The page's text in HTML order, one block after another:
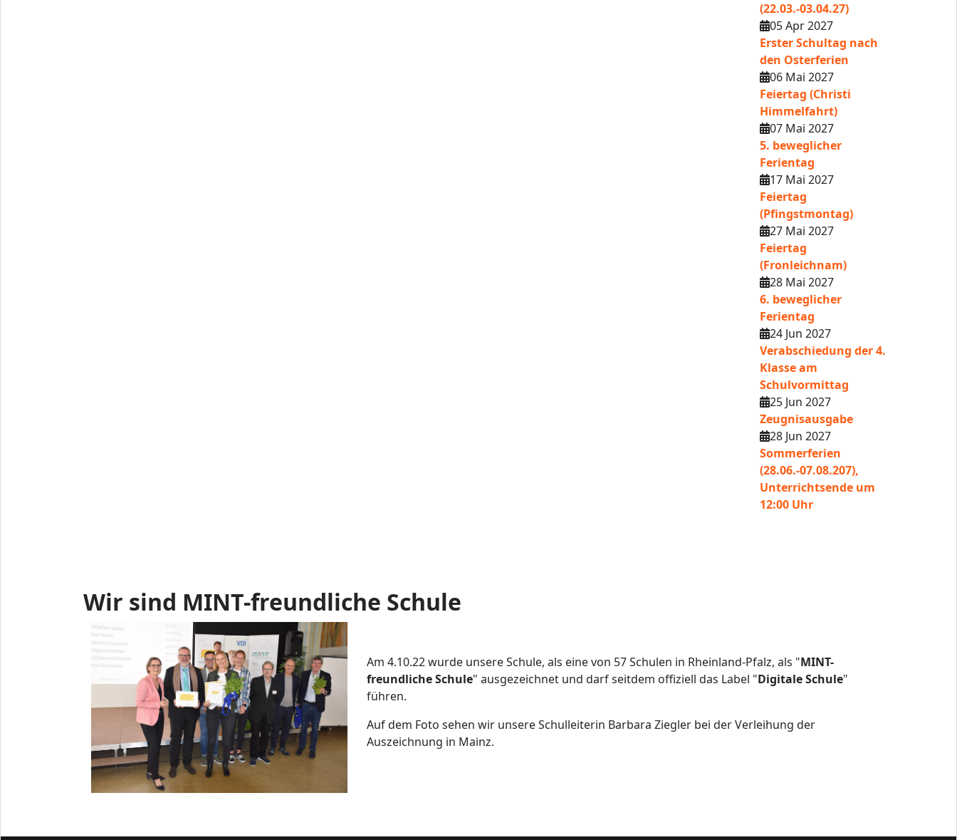
(22.03.-03.04.27)
05 Apr 2027
Erster Schultag nach
den Osterferien
06 Mai 2027
Feiertag (Christi
Himmelfahrt)
07 Mai 2027
5. beweglicher
Ferientag
17 Mai 2027
Feiertag
(Pfingstmontag)
27 Mai 2027
Feiertag
(Fronleichnam)
28 Mai 2027
6. beweglicher
Ferientag
24 Jun 2027
Verabschiedung der 4.
Klasse am
Schulvormittag
25 Jun 2027
Zeugnisausgabe
28 Jun 2027
Sommerferien
(28.06.-07.08.207),
Unterrichtsende um
12:00 Uhr
Wir sind MINT-freundliche Schule
Am 4.10.22 wurde unsere Schule, als eine von 57 Schulen in Rheinland-Pfalz, als "MINT-
freundliche Schule" ausgezeichnet und darf seitdem offiziell das Label "Digitale Schule"
führen.
Auf dem Foto sehen wir unsere Schulleiterin Barbara Ziegler bei der Verleihung der
Auszeichnung in Mainz.